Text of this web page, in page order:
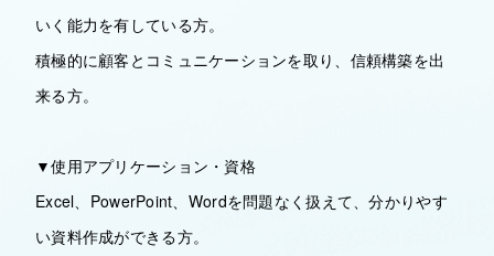
いく能力を有している方。
積極的に顧客とコミュニケーションを取り、信頼構築を出
来る方。
▼使用アプリケーション・資格
Excel、PowerPoint、Wordを問題なく扱えて、分かりやす
い資料作成ができる方。